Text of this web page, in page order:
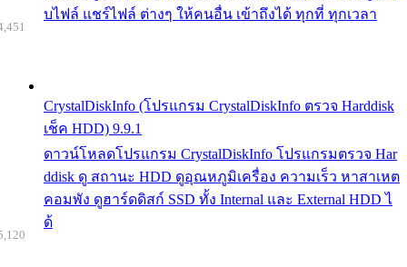
บไฟล์ แชร์ไฟล์ ต่างๆ ให้คนอื่น เข้าถึงได้ ทุกที่ ทุกเวลา
CrystalDiskInfo (โปรแกรม CrystalDiskInfo ตรวจ Harddisk
เช็ค HDD) 9.9.1
ดาวน์โหลดโปรแกรม CrystalDiskInfo โปรแกรมตรวจ Har
ddisk ดู สถานะ HDD ดูอุณหภูมิเครื่อง ความเร็ว หาสาเหต
คอมพัง ดูฮาร์ดดิสก์ SSD ทั้ง Internal และ External HDD ไ
ด้